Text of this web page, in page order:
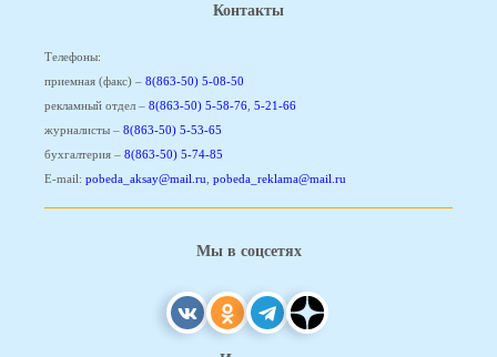
Контакты
Телефоны:
приемная (факс) – 8(863-50) 5-08-50
рекламный отдел – 8(863-50) 5-58-76, 5-21-66
журналисты – 8(863-50) 5-53-65
бухгалтерия – 8(863-50) 5-74-85
E-mail: pobeda_aksay@mail.ru, pobeda_reklama@mail.ru
Мы в соцсетях